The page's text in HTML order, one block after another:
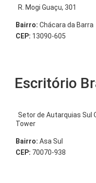
R. Mogi Guaçu, 301
Bairro: Chácara da Barra
CEP: 13090-605
Escritório
Setor de Autarquias Sul
Tower
Bairro: Asa Sul
CEP: 70070-938